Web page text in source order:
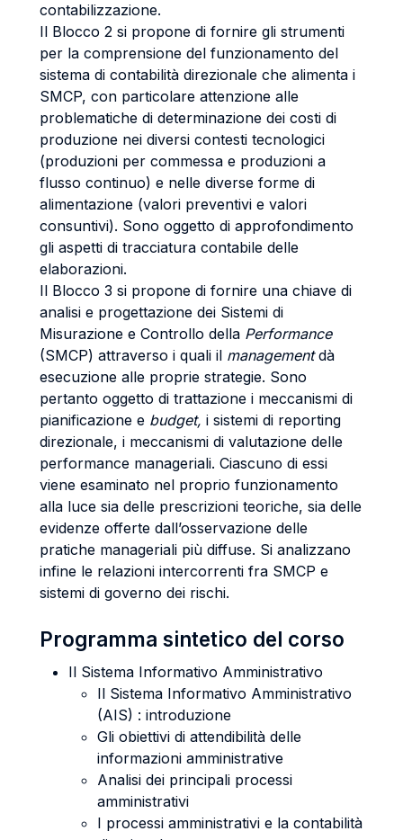
contabilizzazione.
Il Blocco 2 si propone di fornire gli strumenti
per la comprensione del funzionamento del
sistema di contabilità direzionale che alimenta i
SMCP, con particolare attenzione alle
problematiche di determinazione dei costi di
produzione nei diversi contesti tecnologici
(produzioni per commessa e produzioni a
flusso continuo) e nelle diverse forme di
alimentazione (valori preventivi e valori
consuntivi). Sono oggetto di approfondimento
gli aspetti di tracciatura contabile delle
elaborazioni.
Il Blocco 3 si propone di fornire una chiave di
analisi e progettazione dei Sistemi di
Misurazione e Controllo della Performance
(SMCP) attraverso i quali il managementdà
esecuzione alle proprie strategie. Sono
pertanto oggetto di trattazione i meccanismi di
pianificazione e budget, i sistemi di reporting
direzionale, i meccanismi di valutazione delle
performance manageriali. Ciascuno di essi
viene esaminato nel proprio funzionamento
alla luce sia delle prescrizioni teoriche, sia delle
evidenze offerte dall’osservazione delle
pratiche manageriali più diffuse. Si analizzano
infine le relazioni intercorrenti fra SMCP e
sistemi di governo dei rischi.
Programma sintetico del corso
Il Sistema Informativo Amministrativo
Il Sistema Informativo Amministrativo
(AIS) : introduzione
Gli obiettivi di attendibilità delle
informazioni amministrative
Analisi dei principali processi
amministrativi
I processi amministrativi e la contabilità